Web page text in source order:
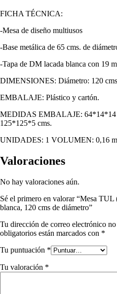
FICHA TÉCNICA:
-Mesa de diseño multiusos
-Base metálica de 65 cms. de
-Tapa de DM lacada blanca con 19
DIMENSIONES: Diámetro: 120
EMBALAJE: Plástico y cartón.
MEDIDAS EMBALAJE: 64*14*14
125*125*5 cms.
UNIDADES: 1 VOLUMEN: 0,16
Valoraciones
No hay valoraciones aún.
Sé el primero en valorar “Mesa TUL
blanca, 120 cms de diámetro”
Tu dirección de correo electrónico
obligatorios están marcados con *
Tu puntuación *
Tu valoración *